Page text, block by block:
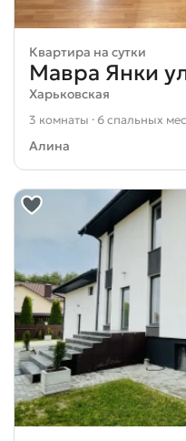
Квартира на сутки
Мавра Янки
Харьковская
3 комнаты · 6 спальных
Алина